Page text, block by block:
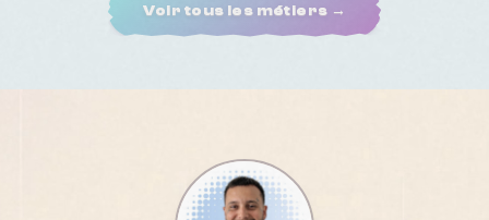
Voir tous les métiers →